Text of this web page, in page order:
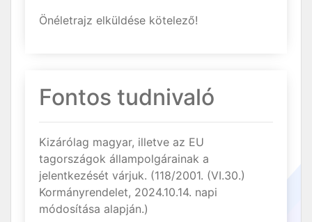
Önéletrajz elküldése kötelező!
Fontos tudnivaló
Kizárólag magyar, illetve az EU
tagországok állampolgárainak a
jelentkezését várjuk. (118/2001. (VI.30.)
Kormányrendelet, 2024.10.14. napi
módosítása alapján.)